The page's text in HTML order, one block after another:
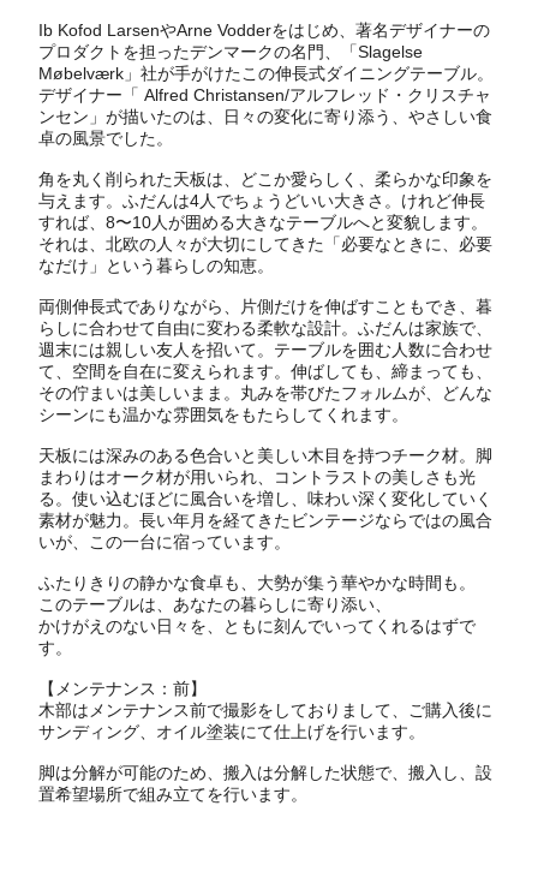
Ib Kofod LarsenやArne Vodderをはじめ、著名デザイナーの
プロダクトを担ったデンマークの名門、「Slagelse
Møbelværk」社が手がけたこの伸長式ダイニングテーブル。
デザイナー「 Alfred Christansen/アルフレッド・クリスチャ
ンセン」が描いたのは、日々の変化に寄り添う、やさしい食
卓の風景でした。
角を丸く削られた天板は、どこか愛らしく、柔らかな印象を
与えます。ふだんは4人でちょうどいい大きさ。けれど伸長
すれば、8〜10人が囲める大きなテーブルへと変貌します。
それは、北欧の人々が大切にしてきた「必要なときに、必要
なだけ」という暮らしの知恵。
両側伸長式でありながら、片側だけを伸ばすこともでき、暮
らしに合わせて自由に変わる柔軟な設計。ふだんは家族で、
週末には親しい友人を招いて。テーブルを囲む人数に合わせ
て、空間を自在に変えられます。伸ばしても、締まっても、
その佇まいは美しいまま。丸みを帯びたフォルムが、どんな
シーンにも温かな雰囲気をもたらしてくれます。
天板には深みのある色合いと美しい木目を持つチーク材。脚
まわりはオーク材が用いられ、コントラストの美しさも光
る。使い込むほどに風合いを増し、味わい深く変化していく
素材が魅力。長い年月を経てきたビンテージならではの風合
いが、この一台に宿っています。
ふたりきりの静かな食卓も、大勢が集う華やかな時間も。
このテーブルは、あなたの暮らしに寄り添い、
かけがえのない日々を、ともに刻んでいってくれるはずで
す。
【メンテナンス：前】
木部はメンテナンス前で撮影をしておりまして、ご購入後に
サンディング、オイル塗装にて仕上げを行います。
脚は分解が可能のため、搬入は分解した状態で、搬入し、設
置希望場所で組み立てを行います。